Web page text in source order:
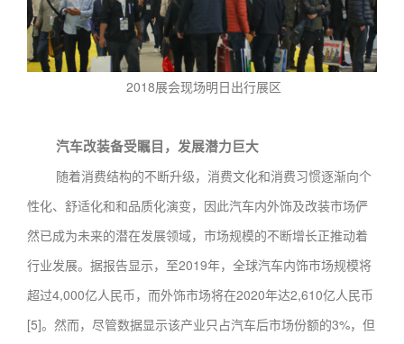
2018展会现场明日出行展区
汽车改装备受瞩目，发展潜力巨大
随着消费结构的不断升级，消费文化和消费习惯逐渐向个
性化、舒适化和和品质化演变，因此汽车内外饰及改装市场俨
然已成为未来的潜在发展领域，市场规模的不断增长正推动着
行业发展。据报告显示，至2019年，全球汽车内饰市场规模将
超过4,000亿人民币，而外饰市场将在2020年达2,610亿人民币
[5]。然而，尽管数据显示该产业只占汽车后市场份额的3%，但